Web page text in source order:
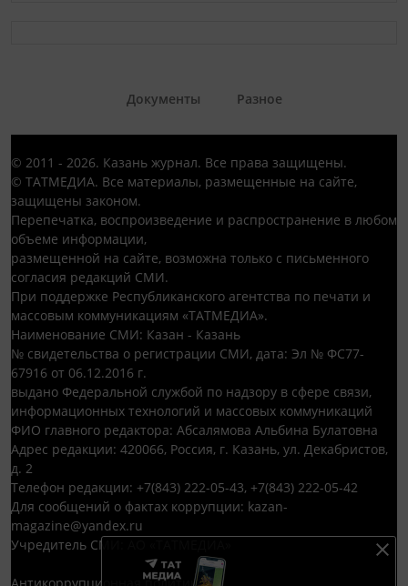
Документы Разное
© 2011 - 2026. Казань журнал. Все права защищены.
© ТАТМЕДИА. Все материалы, размещенные на сайте,
защищены законом.
Перепечатка, воспроизведение и распространение в любом
объеме информации,
размещенной на сайте, возможна только с письменного
согласия редакций СМИ.
При поддержке Республиканского агентства по печати и
массовым коммуникациям «ТАТМЕДИА».
Наименование СМИ: Казан - Казань
№ свидетельства о регистрации СМИ, дата: Эл № ФС77-
67916 от 06.12.2016 г.
выдано Федеральной службой по надзору в сфере связи,
информационных технологий и массовых коммуникаций
ФИО главного редактора: Абсалямова Альбина Булатовна
Адрес редакции: 420066, Россия, г. Казань, ул. Декабристов,
д. 2
Телефон редакции: +7(843) 222-05-43, +7(843) 222-05-42
Для сообщений о фактах коррупции: kazan-
magazine@yandex.ru
Учредитель СМИ: АО «ТАТМЕДИА»